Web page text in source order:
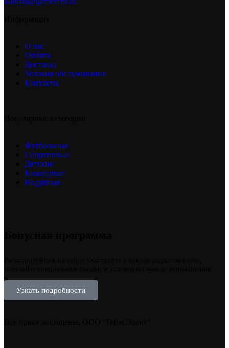
О нас
Оплата
Доставка
Условия обслуживания
Контакты
Футбольные
Спортивные
Детские
Командные
Надувные
Узнать подробности